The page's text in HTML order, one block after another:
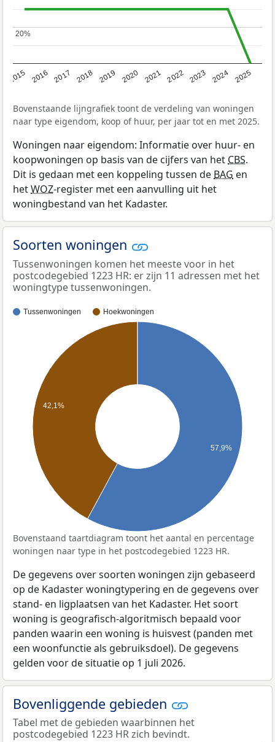
2015 2016 2017 2018 2019 2020 2021 2022 2023 2024 2025
20%
20%
Bovenstaande lijngrafiek toont de verdeling van woningen
naar type eigendom, koop of huur, per jaar tot en met 2025.
Woningen naar eigendom: Informatie over huur- en
koopwoningen op basis van de cijfers van hetCBS.
Dit is gedaan met een koppeling tussen deBAG en
hetWOZ-register met een aanvulling uit het
woningbestand van het Kadaster.
Soorten woningen
Tussenwoningen komen het meeste voor in het
postcodegebied 1223 HR: er zijn 11 adressen met het
woningtype tussenwoningen.
Tussenwoningen Hoekwoningen
42,1%
57,9%
Bovenstaand taartdiagram toont het aantal en percentage
woningen naar type in het postcodegebied 1223 HR.
De gegevens over soorten woningen zijn gebaseerd
op de Kadaster woningtypering en de gegevens over
stand- en ligplaatsen van het Kadaster. Het soort
woning is geografisch-algoritmisch bepaald voor
panden waarin een woning is huisvest (panden met
een woonfunctie als gebruiksdoel). De gegevens
gelden voor de situatie op 1 juli 2026.
Bovenliggende gebieden
Tabel met de gebieden waarbinnen het
postcodegebied 1223 HR zich bevindt.